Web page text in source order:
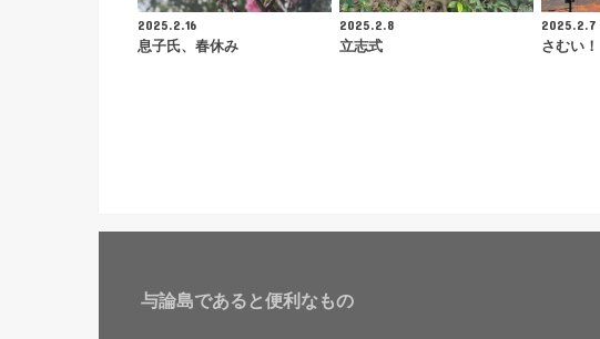
2025.2.16
息子氏、春休み
2025.2.8
立志式
2025.2.7
さむい！
与論島であると便利なもの